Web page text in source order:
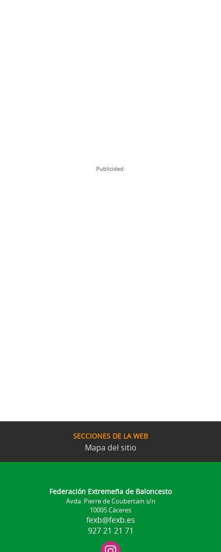
Publicidad:
SECCIONES DE LA WEB
Mapa del sitio
Federación Extremeña de Baloncesto
Avda. Pierre de Coubertain s/n
10005 Cáceres
fexb@fexb.es
927 21 21 71